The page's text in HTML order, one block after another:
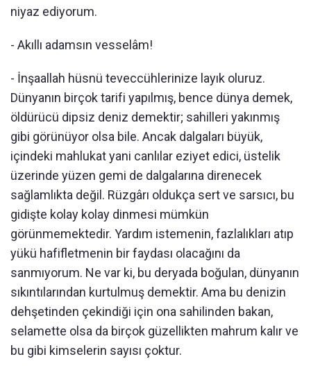
niyaz ediyorum.
- Akıllı adamsın vesselâm!
- İnşaallah hüsnü teveccühlerinize layık oluruz.
Dünyanın birçok tarifi yapılmış, bence dünya demek,
öldürücü dipsiz deniz demektir; sahilleri yakınmış
gibi görünüyor olsa bile. Ancak dalgaları büyük,
içindeki mahlukat yani canlılar eziyet edici, üstelik
üzerinde yüzen gemi de dalgalarına direnecek
sağlamlıkta değil. Rüzgârı oldukça sert ve sarsıcı, bu
gidişte kolay kolay dinmesi mümkün
görünmemektedir. Yardım istemenin, fazlalıkları atıp
yükü hafifletmenin bir faydası olacağını da
sanmıyorum. Ne var ki, bu deryada boğulan, dünyanın
sıkıntılarından kurtulmuş demektir. Ama bu denizin
dehşetinden çekindiği için ona sahilinden bakan,
selamette olsa da birçok güzellikten mahrum kalır ve
bu gibi kimselerin sayısı çoktur.